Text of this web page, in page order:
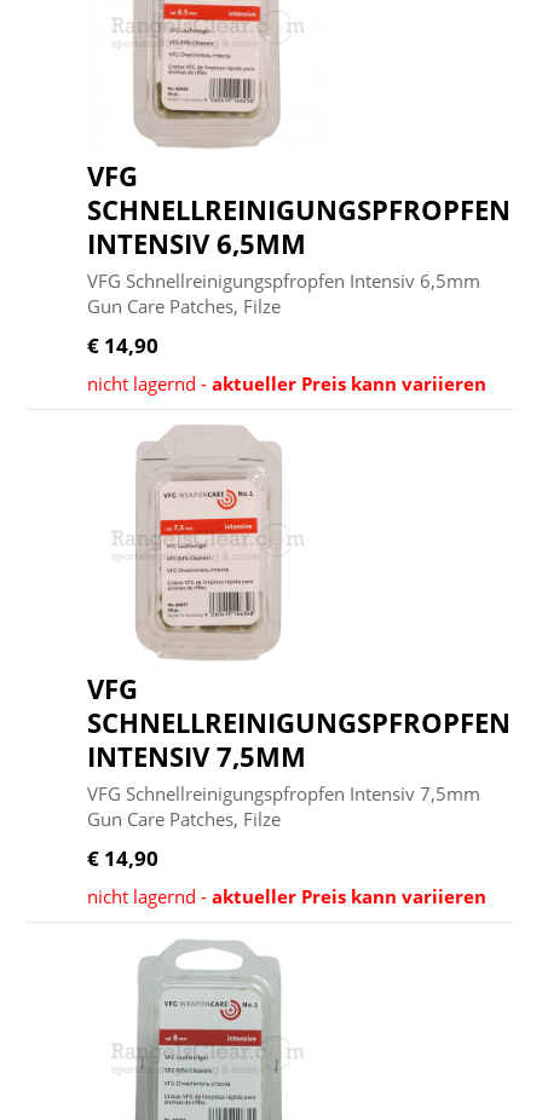
VFG
SCHNELLREINIGUNGSPFROPFEN
INTENSIV 6,5MM
VFG Schnellreinigungspfropfen Intensiv 6,5mm
Gun Care Patches, Filze
€ 14,90
nicht lagernd -aktueller Preis kann variieren
VFG
SCHNELLREINIGUNGSPFROPFEN
INTENSIV 7,5MM
VFG Schnellreinigungspfropfen Intensiv 7,5mm
Gun Care Patches, Filze
€ 14,90
nicht lagernd -aktueller Preis kann variieren